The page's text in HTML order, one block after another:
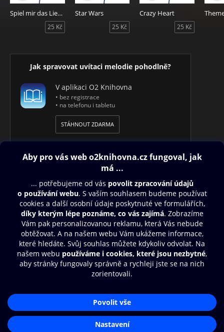
Spiel mir das Lied vom Tod (Jill's Theme)
25 Kč
Star Wars
25 Kč
Crazy Heart
25 Kč
Jak spravovat uvítaci melodie pohodlně?
V aplikaci O2 Knihovna
• bez registrace
• na telefonu i tabletu
STÁHNOUT ZDARMA
Obsah ke stažení
Moje O2 Knihovna
Další zábava
© O2 Czech Republic a.s.
Zásady zpracování osobních údajůAplikace O2 Knihovna
Čti a poslouchej své e-knihy a